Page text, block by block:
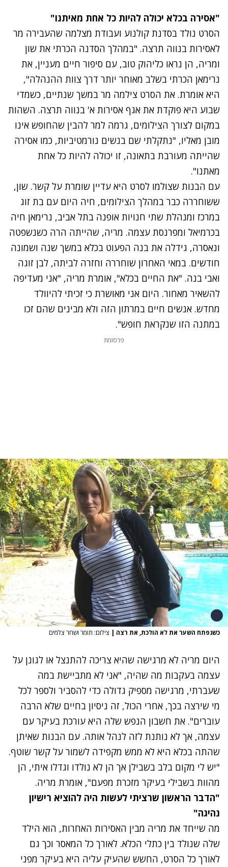
"אסירה בכלא יכולה להיות כל אחת מאיתנו"
הסרט נולד בסדנת קולנוע ועבודת מצלמה שהעבירה מר
לאסירות בנווה תרצה. "במהלך הסדנה הכרתי את שון
ומריה, הן נראו כליהוק טוב, עם סיפור חיים מעניין, את
נרימאן הכרתי בשלב מאוחר יותר דרך צוות ההנהלה",
היא אומרת. את הסרט צילמה מר במשך שנתיים, כשמדי
שבוע היא פוקדת את אגף אסירות א' בנווה תרצה. השהות
במקום לצורך הצילומים, גרמה למר להבין שהחופש אינו
מובן מאליו, "נתקלתי שם בנשים נורמטיביות, כמו אסירה
שהייתה מעורבת בתאונה, זו יכולה להיות כל אחת
מאתנו".
עם הבנות שצולמו לסרט היא עדיין שומרת על קשר. שון,
ששוחררה כבר במהלך הצילומים, חיה היום עם בת זוג
במרכז ומנהלת שתי חנויות אופנה בתל אביב, נרימאן חיה
בכרמיאל ומפרנסת עצמה. מריה, שהייתה הרה כשנשפטה
ונאסרה, גידלה את בנה הפעוט בכלא במשך שנה ושמונה
חודשים. במאי האחרון שוחררה וחזרה לביתה, לבן זוגה
ואבי בנה. "את החיים בכלא", אומרת מריה, "אני מעדיפה
להשאיר מאחור. היום אני מאושרת כי זכיתי להיוולד
מחדש. אנשים חיים במרתון הזה ולא מבינים שהם זכו
במתנה הזו שנקראת חופש".
פרסומת
כשנפתח השער את לא הולכת, את רצה | צילום: תומר ושחר צלמים
היום מריה לא מרגישה שהיא צריכה להתנצל או לגונן על
עצמה בעקבות מה שהיה, "אני לא מתביישת במה
שעברתי, מרגישה מספיק גדולה כדי להסביר ולספר לכל
מי שירצה בכך, אחרי הכול, זה ניסיון בחיים שלא הרבה
עוברים". את חשבון הנפש שלה היא עורכת בעיקר עם
עצמה, אך לא נותנת לזה לנהל אותה. עם הבנות שאיתן
שהתה בכלא היא לא ממש מקפידה לשמור על קשר שוטף.
"יש לי מקום בלב בשבילן אך הן לא נולדו וגדלו איתי, הן
מהוות בשבילי בעיקר מזכרת מפעם", אומרת מריה.
"הדבר הראשון שרציתי לעשות היה להוציא רישיון
נהיגה"
מה שייחד את מריה מבין האסירות האחרות, הוא הילד
שלה שנולד בין כתלי הכלא. לאורך כל המאסר וכך גם
לאורך כל הסרט, החשש שהעיק עליה היא בעיקר מפני